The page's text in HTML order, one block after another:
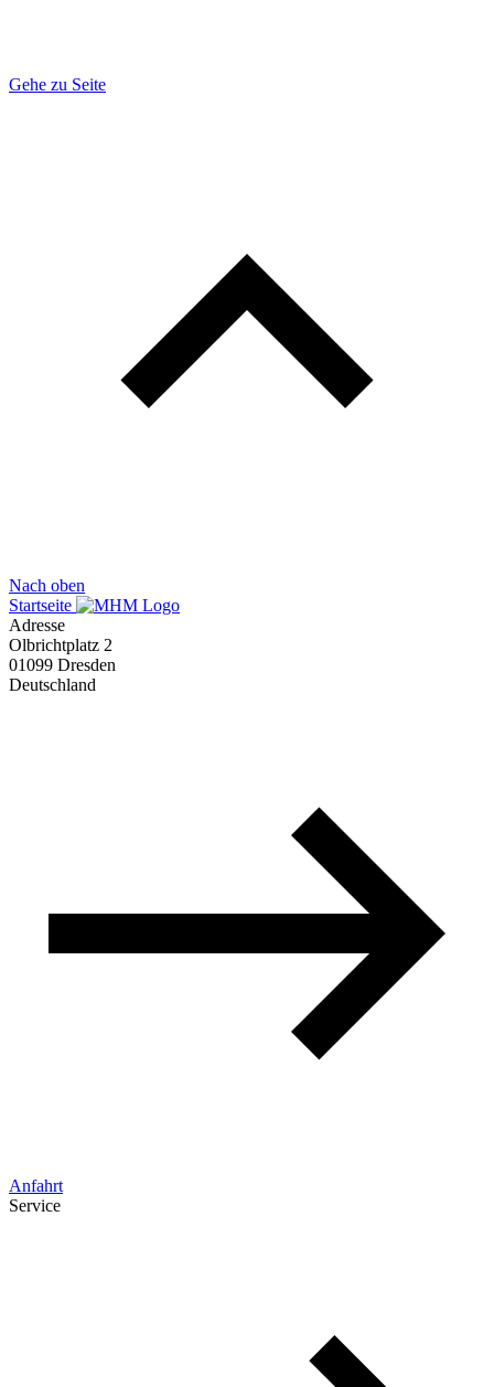
Gehe zu Seite
Nach oben
Startseite
Adresse
Olbrichtplatz 2
01099 Dresden
Deutschland
Anfahrt
Service